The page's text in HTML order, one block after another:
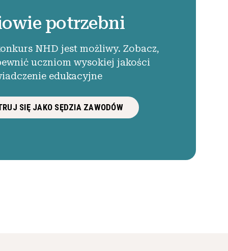
potrzebni
NHD jest możliwy. Zobacz,
uczniom wysokiej jakości
edukacyjne
SIĘ JAKO SĘDZIA ZAWODÓW